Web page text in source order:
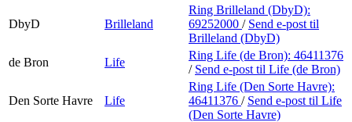
DbyD Brilleland
Ring Brilleland (DbyD):
69252000 / Send e-post til
Brilleland (DbyD)
de Bron
Life
Ring Life (de Bron): 46411376
/ Send e-post til Life (de Bron)
Den Sorte Havre Life
Ring Life (Den Sorte Havre):
46411376 / Send e-post til Life
(Den Sorte Havre)